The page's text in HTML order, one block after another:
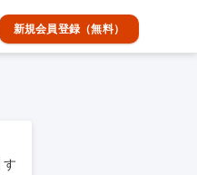
新規会員登録（無料）
す